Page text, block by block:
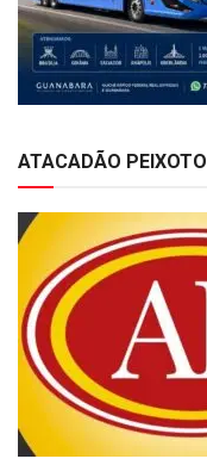
ATACADÃO PEIXOTO